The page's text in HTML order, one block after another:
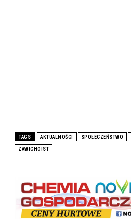
TAGS AKTUALNOŚCI SPOŁECZEŃSTWO
ZAWICHOIST